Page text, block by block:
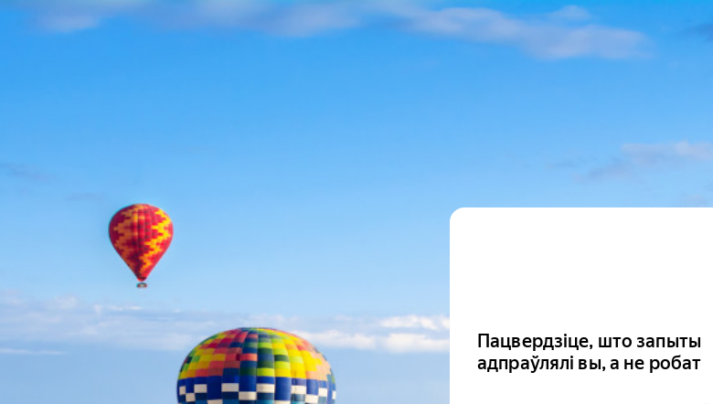
Пацвердзіце, што запыты
адпраўлялі вы, а не робат